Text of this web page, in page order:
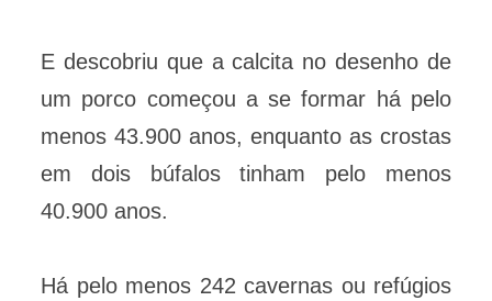
E descobriu que a calcita no desenho de
um porco começou a se formar há pelo
menos 43.900 anos, enquanto as crostas
em dois búfalos tinham pelo menos
40.900 anos.
Há pelo menos 242 cavernas ou refúgios